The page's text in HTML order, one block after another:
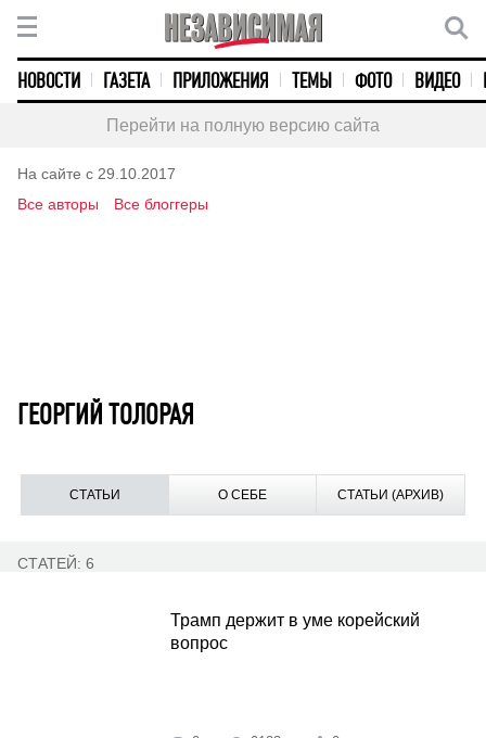
НОВОСТИ ГАЗЕТА ПРИЛОЖЕНИЯ ТЕМЫ ФОТО ВИДЕО
Перейти на полную версию сайта
На сайте с 29.10.2017
Все авторы
Все блоггеры
ГЕОРГИЙ ТОЛОРАЯ
СТАТЬИ О СЕБЕ СТАТЬИ (АРХИВ)
СТАТЕЙ: 6
Трамп держит в уме корейский
вопрос